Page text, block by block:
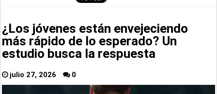
¿Los jóvenes están envejeciendo
más rápido de lo esperado? Un
estudio busca la respuesta
julio 27, 2026 0